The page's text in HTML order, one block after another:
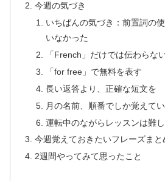
今週の気づき
いちばんの気づき：前置詞の
いなかった
「French」だけでは伝わらな
「for free」で無料を表す
長い返答より、正確な短文を
月の名前、順番でしか覚えて
運転中のながらレッスンは難
今週覚えておきたいフレーズまと
2週間やってみて思ったこと